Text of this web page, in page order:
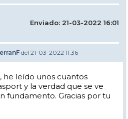
Enviado: 21-03-2022 16:01
del 21-03-2022 11:36
he leído unos cuantos
y la verdad que se ve
fundamento. Gracias por tu